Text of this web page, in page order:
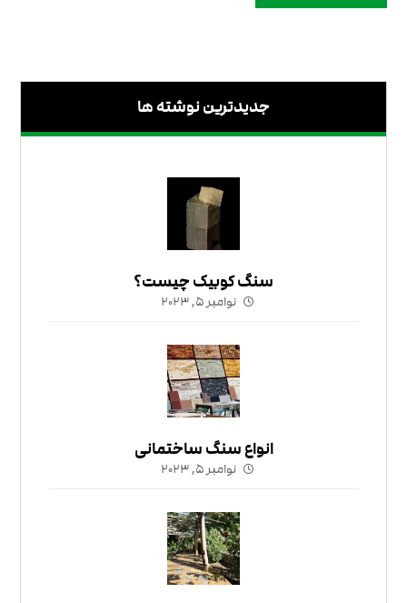
جدیدترین نوشته ها
سنگ کوبیک چیست؟
نوامبر ۵, ۲۰۲۳
انواع سنگ ساختمانی
نوامبر ۵, ۲۰۲۳